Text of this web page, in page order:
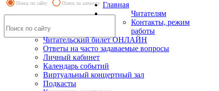
Поиск по сайту Поиск по каталогу Главная
Читателям
Контакты, режим
работы
Читательский билет ОНЛАЙН
Ответы на часто задаваемые вопросы
Личный кабинет
Календарь событий
Виртуальный концертный зал
Подкасты